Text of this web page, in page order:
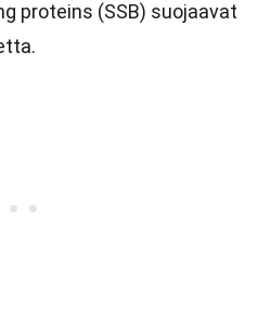
proteins (SSB) suojaavat